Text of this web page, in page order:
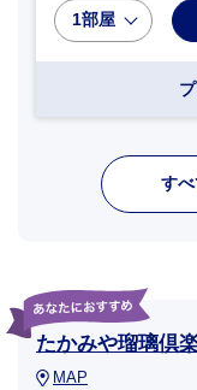
1部屋
す
たかみや瑠璃倶
MAP